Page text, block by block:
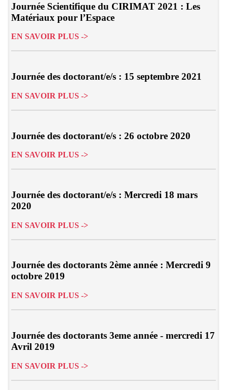
Journée Scientifique du CIRIMAT 2021 : Les
Matériaux pour l’Espace
EN SAVOIR PLUS ->
Journée des doctorant/e/s : 15 septembre 2021
EN SAVOIR PLUS ->
Journée des doctorant/e/s : 26 octobre 2020
EN SAVOIR PLUS ->
Journée des doctorant/e/s : Mercredi 18 mars
2020
EN SAVOIR PLUS ->
Journée des doctorants 2ème année : Mercredi 9
octobre 2019
EN SAVOIR PLUS ->
Journée des doctorants 3eme année - mercredi 17
Avril 2019
EN SAVOIR PLUS ->